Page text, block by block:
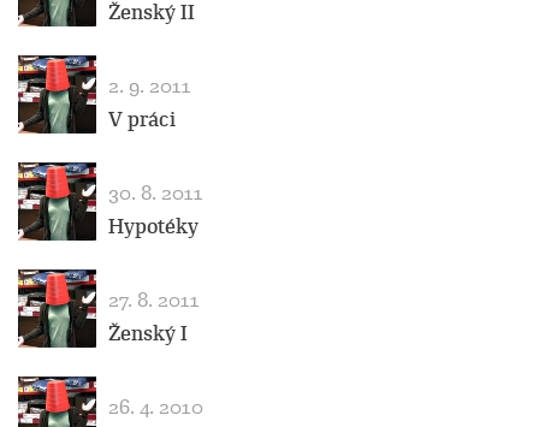
Ženský II
2. 9. 2011
V práci
30. 8. 2011
Hypotéky
27. 8. 2011
Ženský I
26. 4. 2010